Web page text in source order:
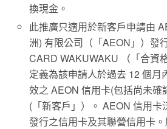
換現金。
此推廣只適用於新客戶申請由
洲) 有限公司（「AEON」）發
CARD WAKUWAKU （「合資
定義為該申請人於過去 12 個月
效之 AEON 信用卡(包括尚未確
(「新客戶」）。 AEON 信用卡
發行之信用卡及其聯營信用卡